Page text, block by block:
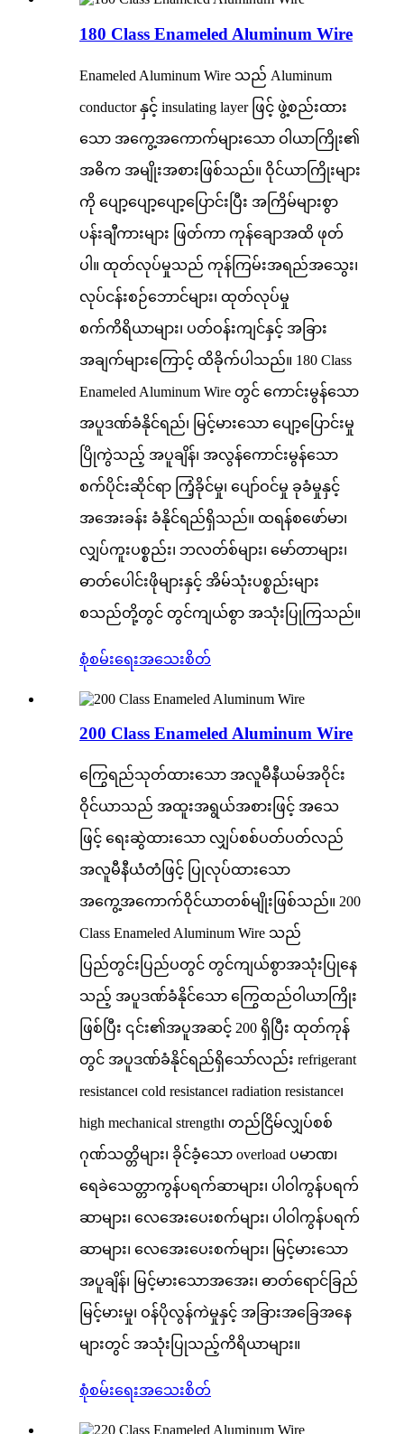
180 Class Enameled Aluminum Wire
Enameled Aluminum Wire သည် Aluminum
conductor နှင့် insulating layer ဖြင့် ဖွဲ့စည်းထား
သော အကွေ့အကောက်များသော ဝါယာကြိုး၏
အဓိက အမျိုးအစားဖြစ်သည်။ ဝိုင်ယာကြိုးများ
ကို ပျော့ပျော့ပျော့ပြောင်းပြီး အကြိမ်များစွာ
ပန်းချီကားများ ဖြတ်ကာ ကုန်ချောအထိ ဖုတ်
ပါ။ ထုတ်လုပ်မှုသည် ကုန်ကြမ်းအရည်အသွေး၊
လုပ်ငန်းစဉ်ဘောင်များ၊ ထုတ်လုပ်မှု
စက်ကိရိယာများ၊ ပတ်ဝန်းကျင်နှင့် အခြား
အချက်များကြောင့် ထိခိုက်ပါသည်။ 180 Class
Enameled Aluminum Wire တွင် ကောင်းမွန်သော
အပူဒဏ်ခံနိုင်ရည်၊ မြင့်မားသော ပျော့ပြောင်းမှု
ပြိုကွဲသည့် အပူချိန်၊ အလွန်ကောင်းမွန်သော
စက်ပိုင်းဆိုင်ရာ ကြံ့ခိုင်မှု၊ ပျော်ဝင်မှု ခုခံမှုနှင့်
အအေးခန်း ခံနိုင်ရည်ရှိသည်။ ထရန်စဖော်မာ၊
လျှပ်ကူးပစ္စည်း၊ ဘလတ်စ်များ၊ မော်တာများ၊
ဓာတ်ပေါင်းဖိုများနှင့် အိမ်သုံးပစ္စည်းများ
စသည်တို့တွင် တွင်ကျယ်စွာ အသုံးပြုကြသည်။
စုံစမ်းရေးအသေးစိတ်
200 Class Enameled Aluminum Wire
ကြွေရည်သုတ်ထားသော အလူမီနီယမ်အဝိုင်း
ဝိုင်ယာသည် အထူးအရွယ်အစားဖြင့် အသေ
ဖြင့် ရေးဆွဲထားသော လျှပ်စစ်ပတ်ပတ်လည်
အလူမီနီယံတံဖြင့် ပြုလုပ်ထားသော
အကွေ့အကောက်ဝိုင်ယာတစ်မျိုးဖြစ်သည်။ 200
Class Enameled Aluminum Wire သည်
ပြည်တွင်းပြည်ပတွင် တွင်ကျယ်စွာအသုံးပြုနေ
သည့် အပူဒဏ်ခံနိုင်သော ကြွေထည်ဝါယာကြိုး
ဖြစ်ပြီး ၎င်း၏အပူအဆင့် 200 ရှိပြီး ထုတ်ကုန်
တွင် အပူဒဏ်ခံနိုင်ရည်ရှိသော်လည်း refrigerant
resistance၊ cold resistance၊ radiation resistance၊
high mechanical strength၊ တည်ငြိမ်လျှပ်စစ်
ဂုဏ်သတ္တိများ၊ ခိုင်ခံ့သော overload ပမာဏ၊
ရေခဲသေတ္တာကွန်ပရက်ဆာများ၊ ပါဝါကွန်ပရက်
ဆာများ၊ လေအေးပေးစက်များ၊ ပါဝါကွန်ပရက်
ဆာများ၊ လေအေးပေးစက်များ၊ မြင့်မားသော
အပူချိန်၊ မြင့်မားသောအအေး၊ ဓာတ်ရောင်ခြည်
မြင့်မားမှု၊ ဝန်ပိုလွန်ကဲမှုနှင့် အခြားအခြေအနေ
များတွင် အသုံးပြုသည့်ကိရိယာများ။
စုံစမ်းရေးအသေးစိတ်